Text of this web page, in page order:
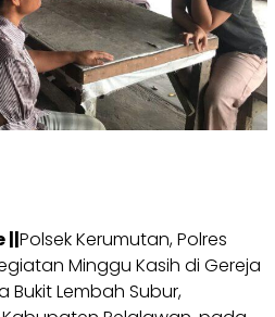
||Polsek Kerumutan, Polres
Minggu Kasih di Gereja
Bukit Lembah Subur,